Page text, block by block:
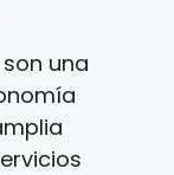
son una